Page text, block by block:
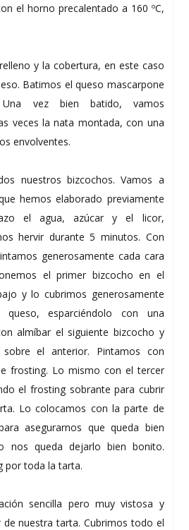
el horno precalentado a 160 ºC,
y la cobertura, en este caso
Batimos el queso mascarpone
vez bien batido, vamos
veces la nata montada, con una
envolventes.
nuestros bizcochos. Vamos a
hemos elaborado previamente
el agua, azúcar y el licor,
hervir durante 5 minutos. Con
generosamente cada cara
el primer bizcocho en el
y lo cubrimos generosamente
esparciéndolo con una
almíbar el siguiente bizcocho y
el anterior. Pintamos con
frosting. Lo mismo con el tercer
el frosting sobrante para cubrir
Lo colocamos con la parte de
asegurarnos que queda bien
nos queda dejarlo bien bonito.
por toda la tarta.
sencilla pero muy vistosa y
nuestra tarta. Cubrimos todo el